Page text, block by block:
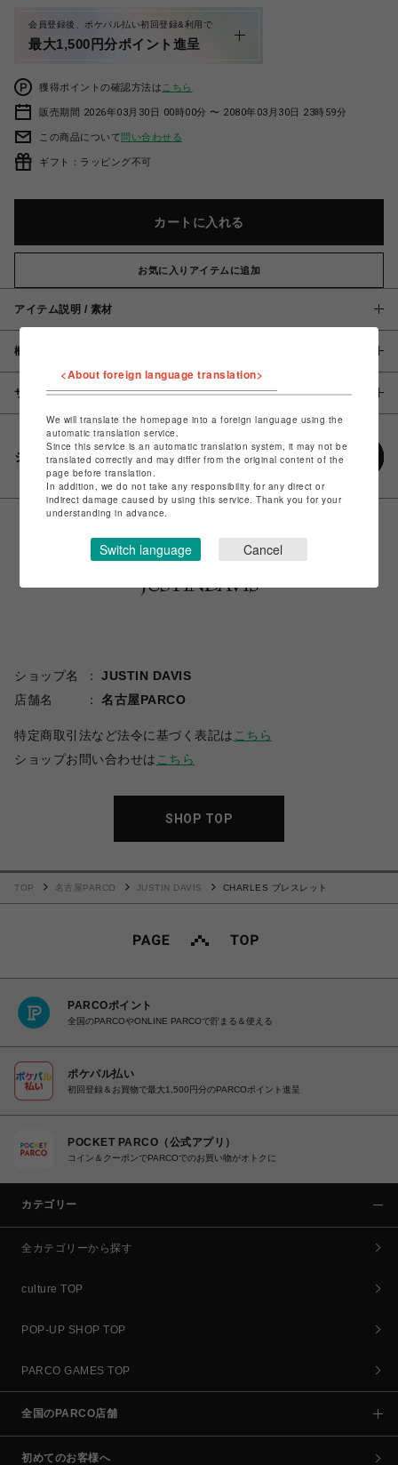
会員登録後、ポケパル払い初回登録&利用で
最大1,500円分ポイント進呈
獲得ポイントの確認方法は こちら
販売期間 2026年03月30日 00時00分 〜 2080年03月30日 23時59分
この商品について問い合わせる
ギフト：ラッピング不可
カートに入れる
お気に入りアイテムに追加
アイテム説明 / 素材
概要
サイズ
シェアする
ショップ名
JUSTIN DAVIS
店舗名
名古屋PARCO
特定商取引法など法令に基づく表記は こちら
ショップお問い合わせは こちら
SHOP TOP
TOP 名古屋PARCO JUSTIN DAVIS CHARLES ブレスレット
PARCOポイント
全国のPARCOやONLINE PARCOで貯まる＆使える
ポケパル払い
初回登録＆お買物で最大1,500円分のPARCOポイント進呈
POCKET PARCO（公式アプリ）
コイン＆クーポンでPARCOでのお買い物がオトクに
カテゴリー
全カテゴリーから探す
culture TOP
POP-UP SHOP TOP
PARCO GAMES TOP
全国のPARCO店舗
初めてのお客様へ
<About foreign language translation>
We will translate the homepage into a foreign language using the
automatic translation service.
Since this service is an automatic translation system, it may not be
translated correctly and may differ from the original content of the
page before translation.
In addition, we do not take any responsibility for any direct or
indirect damage caused by using this service. Thank you for your
understanding in advance.
Switch language Cancel